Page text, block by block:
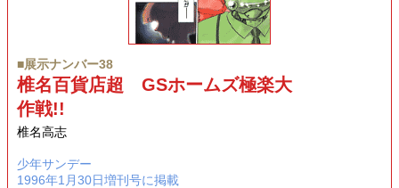
■展示ナンバー38
椎名百貨店超 GSホームズ極楽大
作戦!!
椎名高志
少年サンデー
1996年1月30日増刊号に掲載